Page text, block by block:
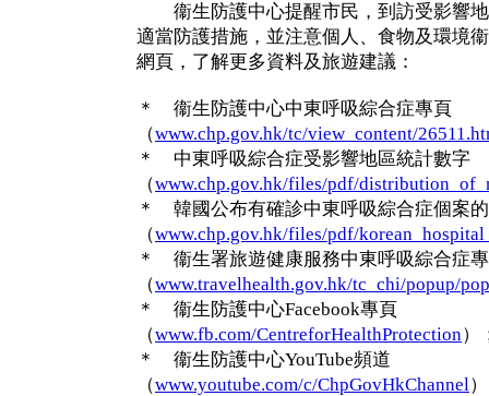
衞生防護中心提醒市民，到訪受影響地
適當防護措施，並注意個人、食物及環境
網頁，了解更多資料及旅遊建議：
＊ 衞生防護中心中東呼吸綜合症專頁
（www.chp.gov.hk/tc/view_content/
＊ 中東呼吸綜合症受影響地區統計數字
（www.chp.gov.hk/files/pdf/
＊ 韓國公布有確診中東呼吸綜合症個案
（www.chp.gov.hk/files/pdf/
＊ 衞生署旅遊健康服務中東呼吸綜合症
（www.travelhealth.gov.hk/tc_chi/popup/
＊ 衞生防護中心Facebook專頁
（www.fb.com/CentreforHealthProtection）
＊ 衞生防護中心YouTube頻道
（www.youtube.com/c/ChpGovHkChannel